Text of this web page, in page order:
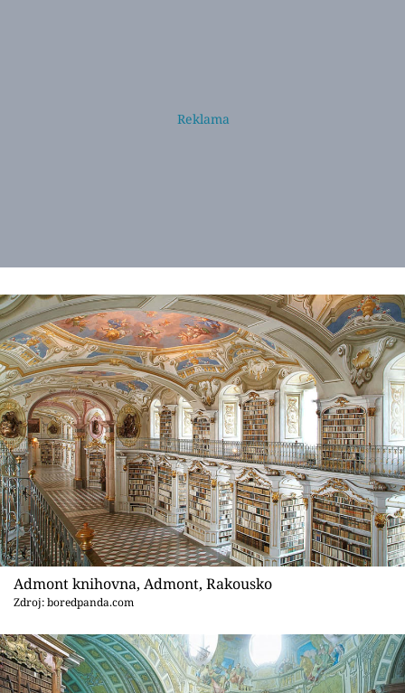
Admont knihovna, Admont, Rakousko
Zdroj: boredpanda.com